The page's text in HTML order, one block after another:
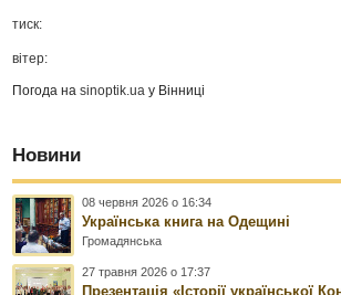
тиск:
вітер:
Погода наsinoptik.ua у Вінниці
Новини
08 червня 2026 о 16:34
Українська книга на Одещині
Громадянська
27 травня 2026 о 17:37
Презентація «Історії української